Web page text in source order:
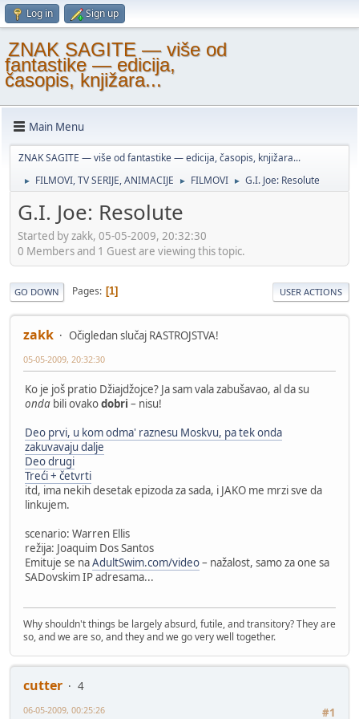
Log in Sign up
ZNAK SAGITE — više od
fantastike — edicija,
časopis, knjižara...
Main Menu
ZNAK SAGITE — više od fantastike — edicija, časopis, knjižara...
► FILMOVI, TV SERIJE, ANIMACIJE ► FILMOVI ► G.I. Joe: Resolute
G.I. Joe: Resolute
Started by zakk, 05-05-2009, 20:32:30
0 Members and 1 Guest are viewing this topic.
GO DOWN Pages 1 USER ACTIONS
zakk Očigledan slučaj RASTROJSTVA!
05-05-2009, 20:32:30
Ko je još pratio Džiajdžojce? Ja sam vala zabušavao, al da su
onda bili ovakodobri – nisu!
Deo prvi, u kom odma' raznesu Moskvu, pa tek onda
zakuvavaju dalje
Deo drugi
Treći + četvrti
itd, ima nekih desetak epizoda za sada, i JAKO me mrzi sve da
linkujem.
scenario: Warren Ellis
režija: Joaquim Dos Santos
Emituje se naAdultSwim.com/video– nažalost, samo za one sa
SADovskim IP adresama...
Why shouldn't things be largely absurd, futile, and transitory? They are
so, and we are so, and they and we go very well together.
cutter
4
#1
06-05-2009, 00:25:26